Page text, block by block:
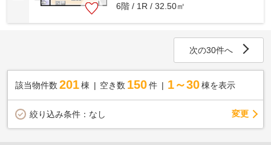
6階 / 1R / 32.50㎡
次の30件へ
該当物件数 201棟 空き数 150 件 1～30 棟を表示
絞り込み条件： なし 変更